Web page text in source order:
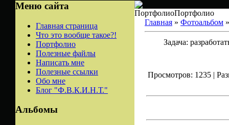
Меню сайта
Главная страница
Что это вообще такое?!
Портфолио
Полезные файлы
Написать мне
Полезные ссылки
Обо мне
Блог "Ф.В.К.И.Н.Т."
Альбомы
ПортфолиоПортфолио
Главная » Фотоальбом
Задача:
Просмотров: 1235 |